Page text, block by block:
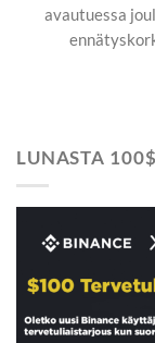
avautuessa
LUNASTA